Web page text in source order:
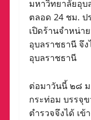
มหาวิทยาลัยอุบ
ตลอด 24 ชม. ป
เปิดร้านจำหน่า
อุบลราชธานี จึ
อุบลราชธานี
ต่อมาวันนี้ ๒๘
กระท่อม บรรจุ
ตำรวจจึงได้ เ